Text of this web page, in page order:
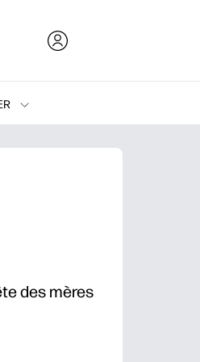
des mères